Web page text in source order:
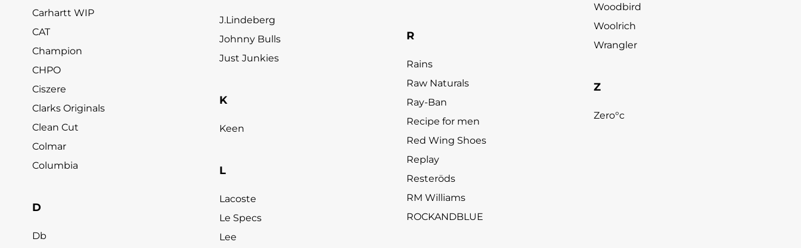
Carhartt WIP
CAT
Champion
CHPO
Ciszere
Clarks Originals
Clean Cut
Colmar
Columbia
D
Db
J.Lindeberg
Johnny Bulls
Just Junkies
K
Keen
L
Lacoste
Le Specs
Lee
R
Rains
Raw Naturals
Ray-Ban
Recipe for men
Red Wing Shoes
Replay
Resteröds
RM Williams
ROCKANDBLUE
Woodbird
Woolrich
Wrangler
Z
Zero°c